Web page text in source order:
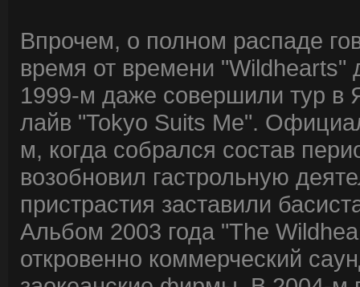
Впрочем, о полном распаде
время от времени "Wildhearts"
1999-м даже совершили тур в
лайв "Tokyo Suits Me".
м, когда собрался состав
возобновил гастрольную
пристрастия заставили
Альбом 2003 года "The
откровенно коммерческий